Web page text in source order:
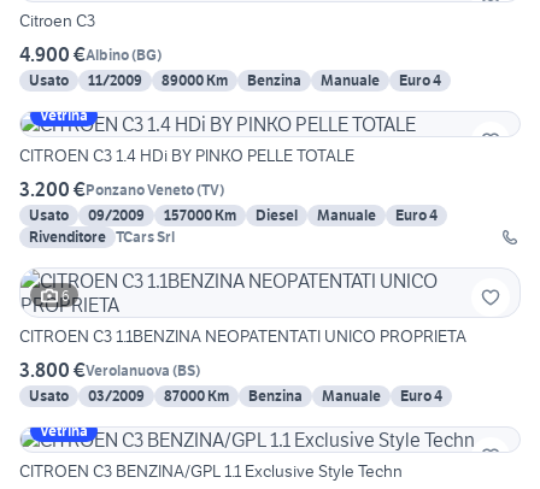
Citroen C3
4.900 €Albino(BG)
Usato
11/2009 89000 Km Benzina Manuale
Euro 4
Vetrina
CITROEN C3 1.4 HDi BY PINKO PELLE TOTALE
3.200 €Ponzano Veneto(TV)
Usato
09/2009 157000 Km Diesel Manuale
Euro 4
Rivenditore TCars Srl
6
CITROEN C3 1.1BENZINA NEOPATENTATI UNICO PROPRIETA
3.800 €Verolanuova (BS)
Usato
03/2009 87000 Km Benzina Manuale
Euro 4
Vetrina
CITROEN C3 BENZINA/GPL 1.1 Exclusive Style Techn